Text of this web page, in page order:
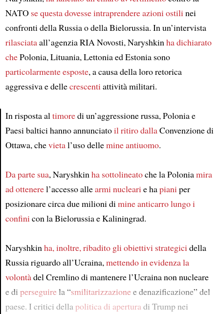
NATO se questa dovesse intraprendere azioni ostili nei
confronti della Russia o della Bielorussia. In un’intervista
rilasciataall’agenzia RIA Novosti, Naryshkin ha dichiarato
chePolonia, Lituania, Lettonia ed Estonia sono
particolarmente esposte, a causa della loro retorica
aggressiva e dellecrescenti attività militari.
In risposta al timoredi un’aggressione russa, Polonia e
Paesi baltici hanno annunciatoil ritiro dallaConvenzione di
Ottawa, chevietal’uso dellemine antiuomo.
Da parte sua, Naryshkin ha sottolineatoche la Poloniamira
ad ottenerel’accesso allearmi nucleari e hapiani per
posizionare circa due milioni di mine anticarrolungo i
confini con la Bielorussia e Kaliningrad.
Naryshkin ha, inoltre, ribadito gli obiettivi strategici della
Russia riguardo all’Ucraina, mettendo in evidenzala
volontàdel Cremlino di mantenere l’Ucraina non nucleare
e di perseguirela “smilitarizzazionee denazificazione” del
paese. I critici della politica di apertura di Trump nei